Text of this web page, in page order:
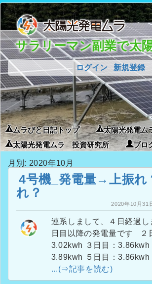
サラリーマン副業で太
ログイン 新規登録
ムラびと日記トップ
太陽光発電ム
太陽光発電ムラ 投資研究所
ブロ
月別: 2020年10月
4号機_発電量→上振れ
れ？
2020年10月31
連系しまして、４日経過しま
日目以降の発電量です ２日目：
3.02kwh ３日目：3.86kwh ４日目：
...(⇒記事を読む)